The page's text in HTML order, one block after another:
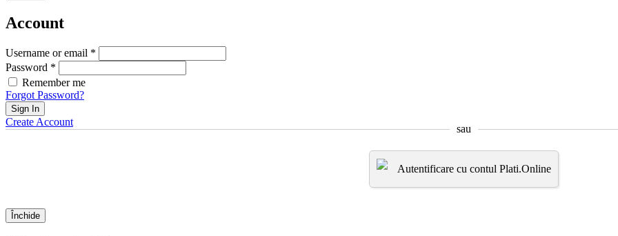
Account
Username or email *
Password *
Remember me
Forgot Password?
Sign In
Create Account
sau
Autentificare cu contul Plati.Online
Închide